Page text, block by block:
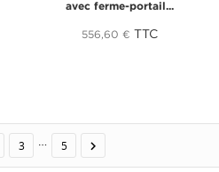
avec ferme-portail...
556,60 € TTC
3 … 5 